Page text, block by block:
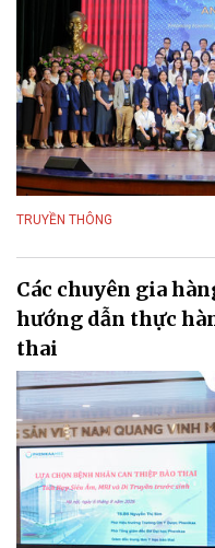
TRUYỀN THÔNG
Các chuyên gia
hướng dẫn thực
thai